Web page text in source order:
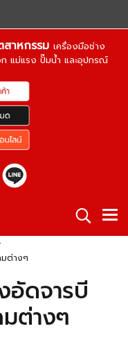
าหกรรม เครื่องมือช่าง
ก แม่แรง ปั๊มน้ำ และอุปกรณ์
ต่างๆ
อัดจารบี
ต่างๆ